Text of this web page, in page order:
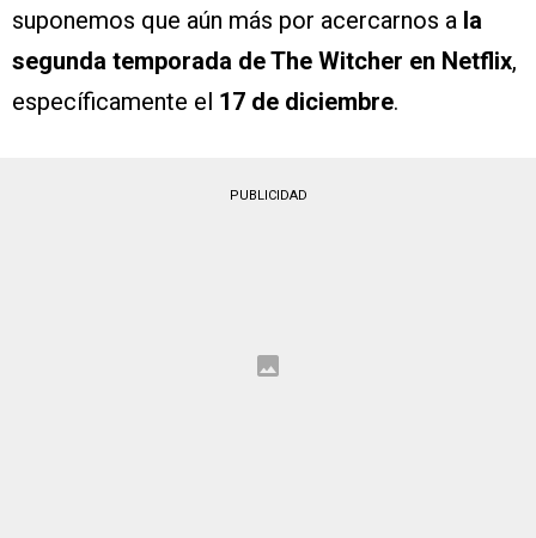
suponemos que aún más por acercarnos a la
segunda temporada de The Witcher en Netflix,
específicamente el 17 de diciembre.
PUBLICIDAD